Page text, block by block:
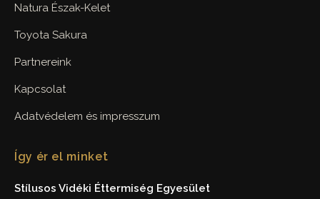
Natura Észak-Kelet
Toyota Sakura
Partnereink
Kapcsolat
Adatvédelem és impresszum
Így ér el minket
Stílusos Vidéki Éttermiség Egyesület